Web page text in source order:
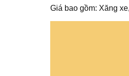
Giá bao gồm: Xăng